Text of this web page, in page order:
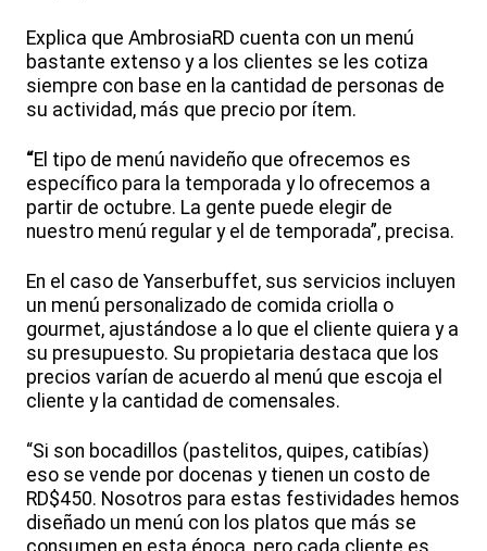
Explica que AmbrosiaRD cuenta con un menú
bastante extenso y a los clientes se les cotiza
siempre con base en la cantidad de personas de
su actividad, más que precio por ítem.
“El tipo de menú navideño que ofrecemos es
específico para la temporada y lo ofrecemos a
partir de octubre. La gente puede elegir de
nuestro menú regular y el de temporada”, precisa.
En el caso de Yanserbuffet, sus servicios incluyen
un menú personalizado de comida criolla o
gourmet, ajustándose a lo que el cliente quiera y a
su presupuesto. Su propietaria destaca que los
precios varían de acuerdo al menú que escoja el
cliente y la cantidad de comensales.
“Si son bocadillos (pastelitos, quipes, catibías)
eso se vende por docenas y tienen un costo de
RD$450. Nosotros para estas festividades hemos
diseñado un menú con los platos que más se
consumen en esta época, pero cada cliente es